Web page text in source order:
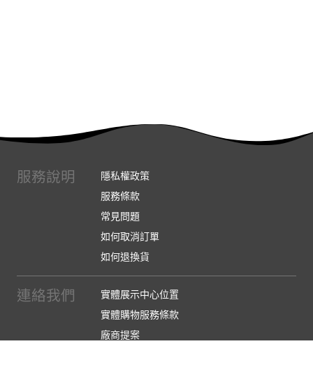
服務說明
隱私權政策
服務條款
常見問題
如何取消訂單
如何退換貨
連絡我們
實體展示中心位置
實體購物服務條款
廠商提案